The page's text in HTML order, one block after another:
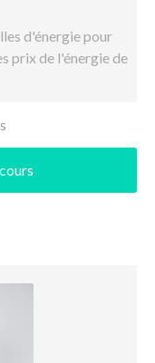
d'énergie pour
prix de l'énergie de